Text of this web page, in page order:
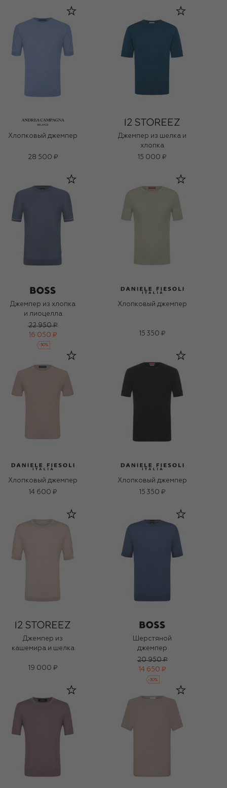
Хлопковый джемпер
28 500 ₽
Джемпер из шелка и
хлопка
15 000 ₽
Джемпер из хлопка
и лиоцелла
22 950 ₽
16 050 ₽
-30%
Хлопковый джемпер
15 350 ₽
Хлопковый джемпер
14 600 ₽
Хлопковый джемпер
15 350 ₽
Джемпер из
кашемира и шелка
19 000 ₽
Шерстяной
джемпер
20 950 ₽
14 650 ₽
-30%